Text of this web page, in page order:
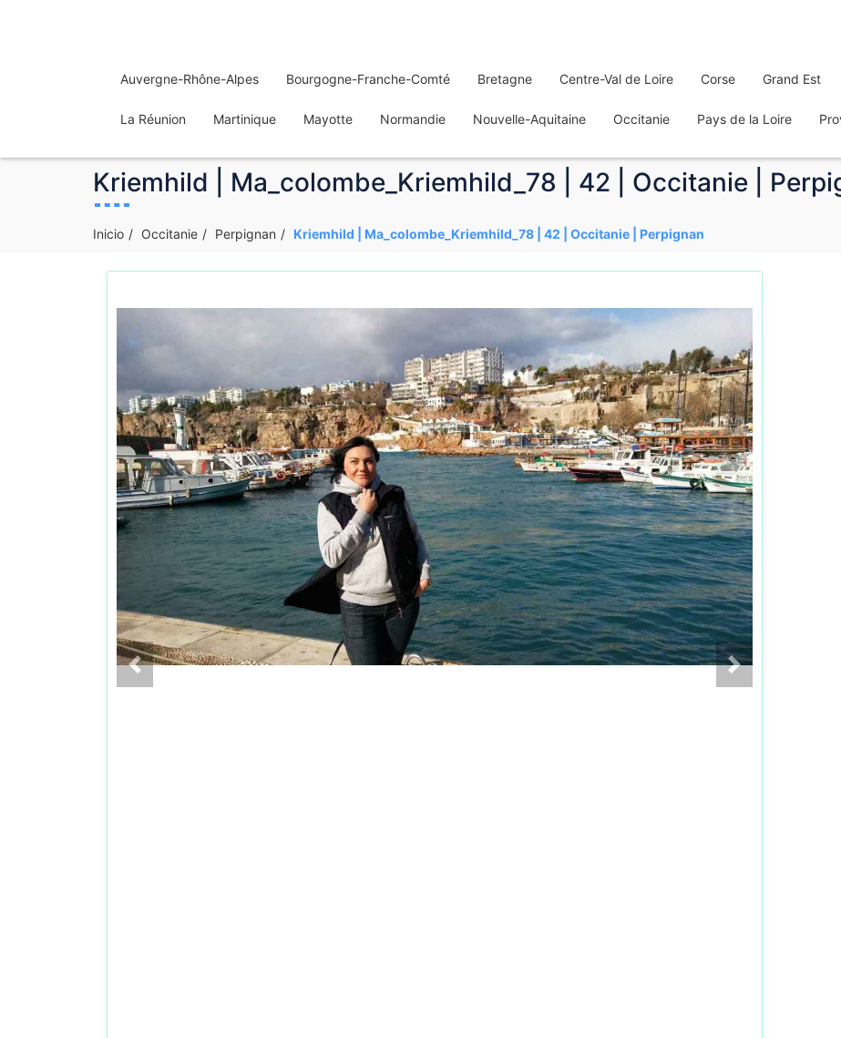
Auvergne-Rhône-Alpes Bourgogne-Franche-Comté Bretagne Centre-Val de Loire Corse Grand Est
La Réunion Martinique Mayotte Normandie Nouvelle-Aquitaine Occitanie Pays de la Loire
Kriemhild | Ma_colombe_Kriemhild_78 | 42 | Occitanie |
Inicio Occitanie Perpignan Kriemhild | Ma_colombe_Kriemhild_78 | 42 | Occitanie | Perpignan